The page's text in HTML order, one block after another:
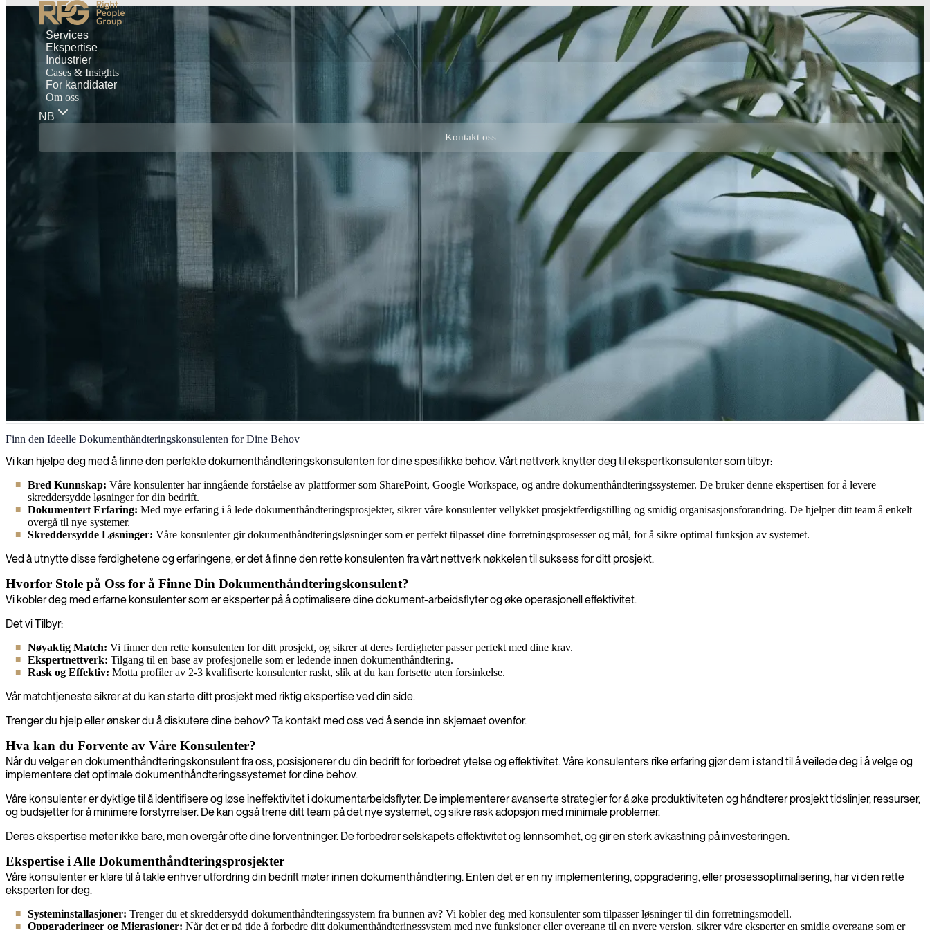
Services
Ekspertise
Industrier
Cases & Insights
For kandidater
Om oss
NB
Kontakt oss
Dokumenthåndtering
Finn den Ideelle Dokumenthåndteringskonsulenten for Dine Behov
Vi kan hjelpe deg med å finne den perfekte dokumenthåndteringskonsulenten for dine spesifikke behov. Vårt nettverk knytter deg til ekspertkonsulenter som tilbyr:
Bred Kunnskap: Våre konsulenter har inngående forståelse av plattformer som SharePoint, Google Workspace, og andre dokumenthåndteringssystemer. De bruker denne ekspertisen for å levere
skreddersydde løsninger for din bedrift.
Dokumentert Erfaring: Med mye erfaring i å lede dokumenthåndteringsprosjekter, sikrer våre konsulenter vellykket prosjektferdigstilling og smidig organisasjonsforandring. De hjelper ditt team å enkelt
overgå til nye systemer.
Skreddersydde Løsninger: Våre konsulenter gir dokumenthåndteringsløsninger som er perfekt tilpasset dine forretningsprosesser og mål, for å sikre optimal funksjon av systemet.
Ved å utnytte disse ferdighetene og erfaringene, er det å finne den rette konsulenten fra vårt nettverk nøkkelen til suksess for ditt prosjekt.
Hvorfor Stole på Oss for å Finne Din Dokumenthåndteringskonsulent?
Vi kobler deg med erfarne konsulenter som er eksperter på å optimalisere dine dokument-arbeidsflyter og øke operasjonell effektivitet.
Det vi Tilbyr:
Nøyaktig Match: Vi finner den rette konsulenten for ditt prosjekt, og sikrer at deres ferdigheter passer perfekt med dine krav.
Ekspertnettverk: Tilgang til en base av profesjonelle som er ledende innen dokumenthåndtering.
Rask og Effektiv: Motta profiler av 2-3 kvalifiserte konsulenter raskt, slik at du kan fortsette uten forsinkelse.
Vår matchtjeneste sikrer at du kan starte ditt prosjekt med riktig ekspertise ved din side.
Trenger du hjelp eller ønsker du å diskutere dine behov? Ta kontakt med oss ved å sende inn skjemaet ovenfor.
Hva kan du Forvente av Våre Konsulenter?
Når du velger en dokumenthåndteringskonsulent fra oss, posisjonerer du din bedrift for forbedret ytelse og effektivitet. Våre konsulenters rike erfaring gjør dem i stand til å veilede deg i å velge og
implementere det optimale dokumenthåndteringssystemet for dine behov.
Våre konsulenter er dyktige til å identifisere og løse ineffektivitet i dokumentarbeidsflyter. De implementerer avanserte strategier for å øke produktiviteten og håndterer prosjekt tidslinjer, ressurser,
og budsjetter for å minimere forstyrrelser. De kan også trene ditt team på det nye systemet, og sikre rask adopsjon med minimale problemer.
Deres ekspertise møter ikke bare, men overgår ofte dine forventninger. De forbedrer selskapets effektivitet og lønnsomhet, og gir en sterk avkastning på investeringen.
Ekspertise i Alle Dokumenthåndteringsprosjekter
Våre konsulenter er klare til å takle enhver utfordring din bedrift møter innen dokumenthåndtering. Enten det er en ny implementering, oppgradering, eller prosessoptimalisering, har vi den rette
eksperten for deg.
Systeminstallasjoner: Trenger du et skreddersydd dokumenthåndteringssystem fra bunnen av? Vi kobler deg med konsulenter som tilpasser løsninger til din forretningsmodell.
Oppgraderinger og Migrasjoner: Når det er på tide å forbedre ditt dokumenthåndteringssystem med nye funksjoner eller overgang til en nyere versjon, sikrer våre eksperter en smidig overgang som er